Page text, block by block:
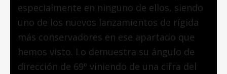
especialmente en ninguno de ellos, siendo
uno de los nuevos lanzamientos de rígida
más conservadores en ese apartado que
hemos visto. Lo demuestra su ángulo de
dirección de 69º viniendo de una cifra del